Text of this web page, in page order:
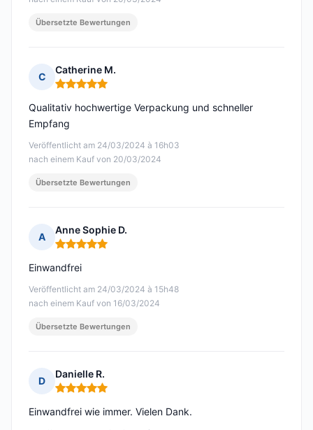
Übersetzte Bewertungen
C
Catherine M.
Hinweis: 5 von 5
Veröffentlicht am 24/03/2024 à 16h03
nach einem Kauf von 20/03/2024
Qualitativ hochwertige Verpackung und schneller
Empfang
Übersetzte Bewertungen
A
Anne Sophie D.
Hinweis: 5 von 5
Veröffentlicht am 24/03/2024 à 15h48
nach einem Kauf von 16/03/2024
Einwandfrei
Übersetzte Bewertungen
D
Danielle R.
Hinweis: 5 von 5
Einwandfrei wie immer. Vielen Dank.